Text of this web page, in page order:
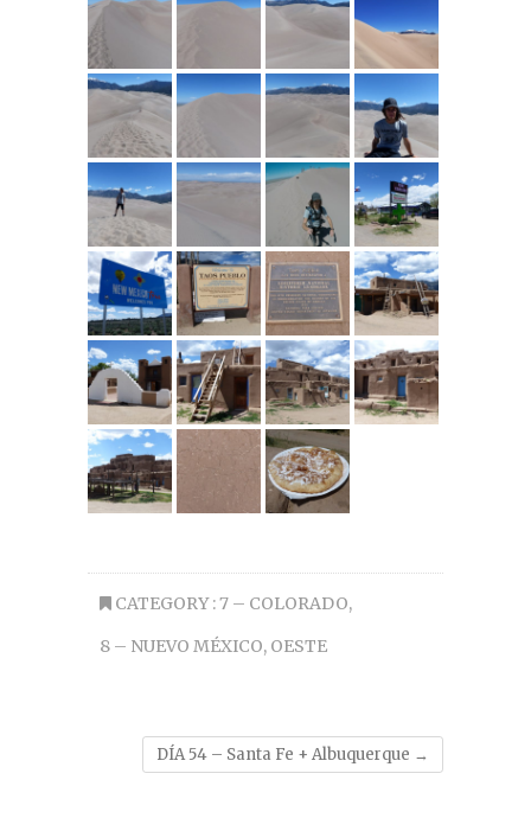
CATEGORY :7 – COLORADO,
8 – NUEVO MÉXICO, OESTE
DÍA 54 – Santa Fe + Albuquerque →